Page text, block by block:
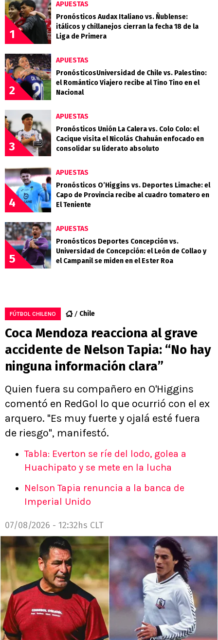
1
APUESTAS
Pronósticos Audax Italiano vs. Ñublense:
itálicos y chillanejos cierran la fecha 18 de la
Liga de Primera
2
APUESTAS
PronósticosUniversidad de Chile vs. Palestino:
el Romántico Viajero recibe al Tino Tino en el
Nacional
3
APUESTAS
Pronósticos Unión La Calera vs. Colo Colo: el
Cacique visita el Nicolás Chahuán enfocado en
consolidar su liderato absoluto
4
APUESTAS
Pronósticos O’Higgins vs. Deportes Limache: el
Capo de Provincia recibe al cuadro tomatero en
El Teniente
5
APUESTAS
Pronósticos Deportes Concepción vs.
Universidad de Concepción: el León de Collao y
el Campanil se miden en el Ester Roa
FÚTBOL CHILENO Chile
Coca Mendoza reacciona al grave
accidente de Nelson Tapia: “No hay
ninguna información clara”
Quien fuera su compañero en O'Higgins
comentó en RedGol lo que ocurrió con el ex
arquero. "Es muy fuerte y ojalá esté fuera
de riesgo", manifestó.
Tabla: Everton se ríe del lodo, golea a
Huachipato y se mete en la lucha
Nelson Tapia renuncia a la banca de
Imperial Unido
07/08/2026 - 12:32hs CLT